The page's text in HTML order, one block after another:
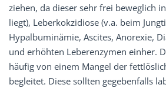
ziehen, da dieser sehr frei beweglich
liegt), Leberkokzidiose (v.a. beim
Hypalbuminämie, Ascites, Anorexie,
und erhöhten Leberenzymen einher.
häufig von einem Mangel der
begleitet. Diese sollten gegebenfalls